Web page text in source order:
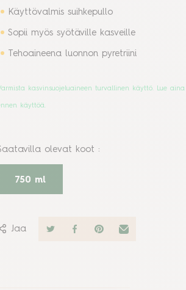
Käyttövalmis suihkepullo
Sopii myös syötäville kasveille
Tehoaineena luonnon pyretriini
Varmista kasvinsuojeluaineen turvallinen käyttö. Lue
ennen käyttöä.
Saatavilla olevat koot
750 ml
Jaa